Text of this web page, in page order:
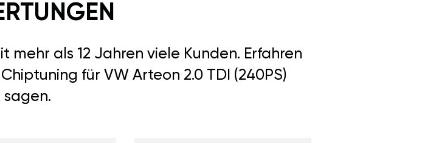
als 12 Jahren viele Kunden. Erfahren
für VW Arteon 2.0 TDI (240PS)
sagen.